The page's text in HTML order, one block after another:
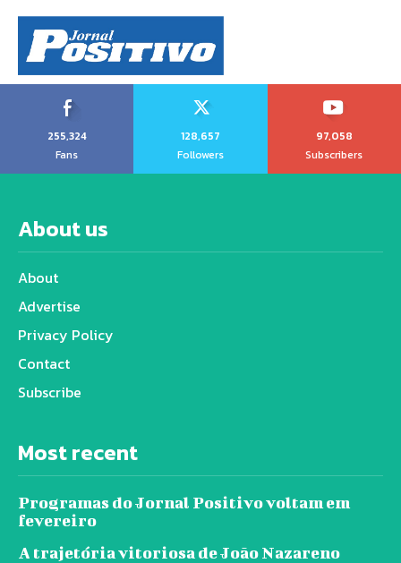
255,324
Fans
128,657
Followers
97,058
Subscribers
About us
About
Advertise
Privacy Policy
Contact
Subscribe
Most recent
Programas do Jornal Positivo voltam em
fevereiro
A trajetória vitoriosa de João Nazareno